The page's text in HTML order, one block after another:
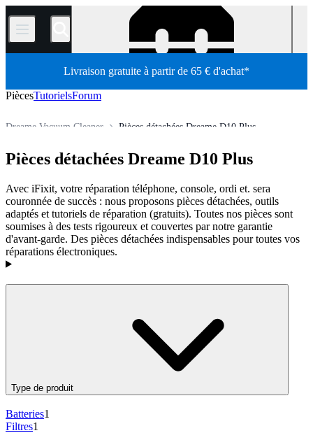
/
Livraison gratuite à partir de 65 € d'achat*
PiècesTutorielsForum
Pièces détachées Dreame D10 Plus
Dreame Vacuum Cleaner
Pièces détachées
Boutique
Pièces détachées Dreame D10 Plus
Avec iFixit, votre réparation téléphone, console, ordi et. sera
couronnée de succès : nous proposons pièces détachées, outils
adaptés et tutoriels de réparation (gratuits). Toutes nos pièces sont
soumises à des tests rigoureux et couvertes par notre garantie
d'avant-garde. Des pièces détachées indispensables pour toutes vos
réparations électroniques.
Produits
Type de produit
Batteries1
Filtres1